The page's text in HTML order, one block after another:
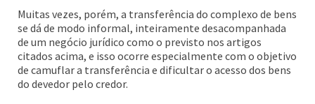
Muitas vezes, porém, a transferência do complexo de bens
se dá de modo informal, inteiramente desacompanhada
de um negócio jurídico como o previsto nos artigos
citados acima, e isso ocorre especialmente com o objetivo
de camuflar a transferência e dificultar o acesso dos bens
do devedor pelo credor.